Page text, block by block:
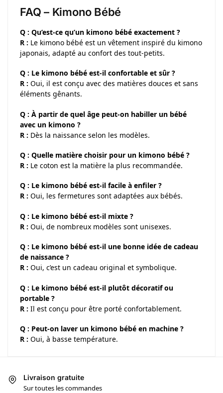
FAQ – Kimono Bébé
Q : Qu’est-ce qu’un kimono bébé exactement ?
R : Le kimono bébé est un vêtement inspiré du kimono
japonais, adapté au confort des tout-petits.
Q : Le kimono bébé est-il confortable et sûr ?
R : Oui, il est conçu avec des matières douces et sans
éléments gênants.
Q : À partir de quel âge peut-on habiller un bébé
avec un kimono ?
R : Dès la naissance selon les modèles.
Q : Quelle matière choisir pour un kimono bébé ?
R : Le coton est la matière la plus recommandée.
Q : Le kimono bébé est-il facile à enfiler ?
R : Oui, les fermetures sont adaptées aux bébés.
Q : Le kimono bébé est-il mixte ?
R : Oui, de nombreux modèles sont unisexes.
Q : Le kimono bébé est-il une bonne idée de cadeau
de naissance ?
R : Oui, c’est un cadeau original et symbolique.
Q : Le kimono bébé est-il plutôt décoratif ou
portable ?
R : Il est conçu pour être porté confortablement.
Q : Peut-on laver un kimono bébé en machine ?
R : Oui, à basse température.
Livraison gratuite
Sur toutes les commandes